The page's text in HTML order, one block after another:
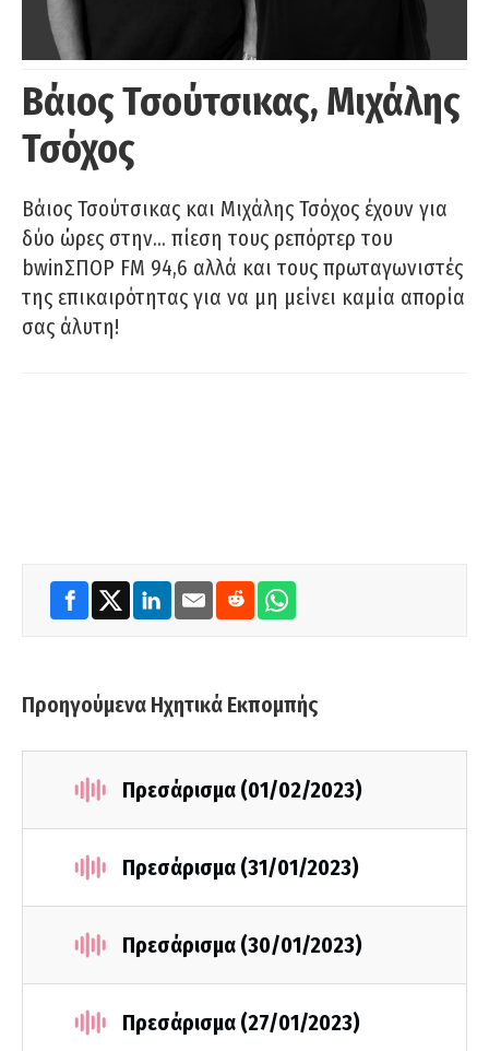
Βάιος Τσούτσικας, Μιχάλης
Τσόχος
Βάιος Τσούτσικας και Μιχάλης Τσόχος έχουν για
δύο ώρες στην… πίεση τους ρεπόρτερ του
bwinΣΠΟΡ FM 94,6 αλλά και τους πρωταγωνιστές
της επικαιρότητας για να μη μείνει καμία απορία
σας άλυτη!
Προηγούμενα Ηχητικά Εκπομπής
Πρεσάρισμα (01/02/2023)
Πρεσάρισμα (31/01/2023)
Πρεσάρισμα (30/01/2023)
Πρεσάρισμα (27/01/2023)